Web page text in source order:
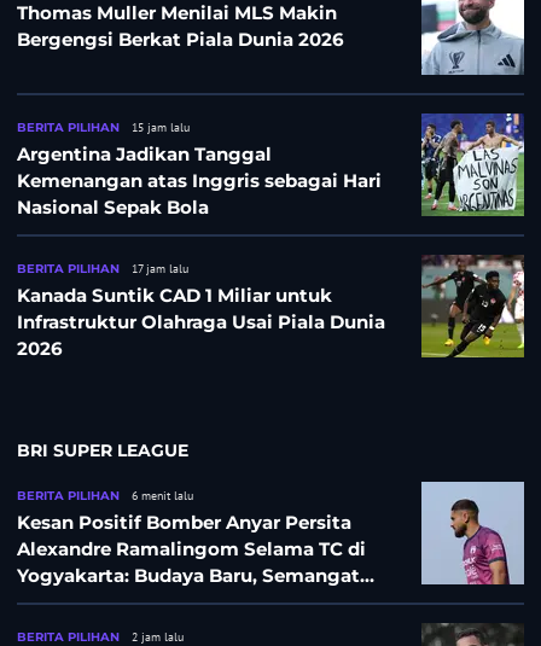
Thomas Muller Menilai MLS Makin
Bergengsi Berkat Piala Dunia 2026
BERITA PILIHAN 15 jam lalu
Argentina Jadikan Tanggal
Kemenangan atas Inggris sebagai Hari
Nasional Sepak Bola
BERITA PILIHAN 17 jam lalu
Kanada Suntik CAD 1 Miliar untuk
Infrastruktur Olahraga Usai Piala Dunia
2026
BRI SUPER LEAGUE
BERITA PILIHAN 6 menit lalu
Kesan Positif Bomber Anyar Persita
Alexandre Ramalingom Selama TC di
Yogyakarta: Budaya Baru, Semangat
Baru!
BERITA PILIHAN 2 jam lalu